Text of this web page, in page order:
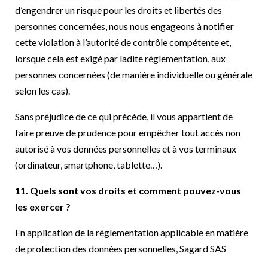
d’engendrer un risque pour les droits et libertés des
personnes concernées, nous nous engageons à notifier
cette violation à l’autorité de contrôle compétente et,
lorsque cela est exigé par ladite réglementation, aux
personnes concernées (de manière individuelle ou générale
selon les cas).
Sans préjudice de ce qui précède, il vous appartient de
faire preuve de prudence pour empêcher tout accès non
autorisé à vos données personnelles et à vos terminaux
(ordinateur, smartphone, tablette…).
11. Quels sont vos droits et comment pouvez-vous
les exercer ?
En application de la réglementation applicable en matière
de protection des données personnelles, Sagard SAS